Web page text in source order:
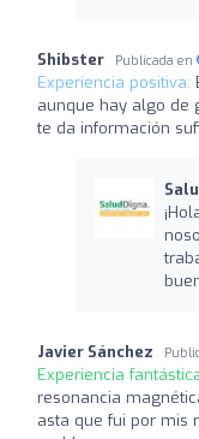
Shibster Publicada en
Experiencia positiva:
aunque hay algo de
te da información
Javier Sánchez
Experiencia
resonancia
asta que fui por mis